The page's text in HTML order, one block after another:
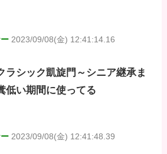
2023/09/08(金) 12:41:14.16
ラシック凱旋門～シニア継承ま
低い期間に使ってる
2023/09/08(金) 12:41:48.39